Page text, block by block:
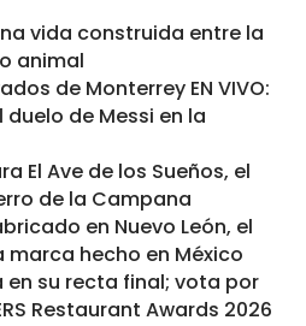
vida construida entre la
animal
de Monterrey EN VIVO:
de Messi en la
El Ave de los Sueños, el
de la Campana
en Nuevo León, el
hecho en México
en su recta final; vota por
Restaurant Awards 2026